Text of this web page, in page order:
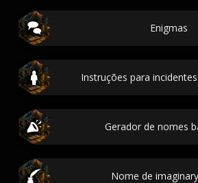
Enigmas
Instruções para
Gerador de nomes
Nome de